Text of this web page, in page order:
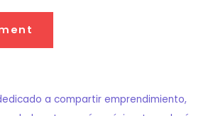
a compartir emprendimiento,